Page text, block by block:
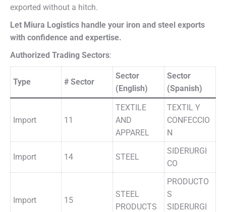
exported without a hitch.
Let Miura Logistics handle your iron and steel exports
with confidence and expertise.
Authorized Trading Sectors:
Type # Sector
Sector
(English)
Sector
(Spanish)
Import 11
TEXTILE
AND
APPAREL
TEXTIL Y
CONFECCIO
N
Import 14 STEEL
SIDERURGI
CO
Import 15
STEEL
PRODUCTS
PRODUCTO
S
SIDERURGI